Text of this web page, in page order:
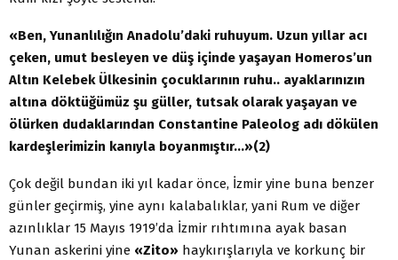
«Ben, Yunanlılığın Anadolu’daki ruhuyum. Uzun yıllar acı
çeken, umut besleyen ve düş içinde yaşayan Homeros’un
Altın Kelebek Ülkesinin çocuklarının ruhu.. ayaklarınızın
altına döktüğümüz şu güller, tutsak olarak yaşayan ve
ölürken dudaklarından Constantine Paleolog adı dökülen
kardeşlerimizin kanıyla boyanmıştır…»(2)
Çok değil bundan iki yıl kadar önce, İzmir yine buna benzer
günler geçirmiş, yine aynı kalabalıklar, yani Rum ve diğer
azınlıklar 15 Mayıs 1919’da İzmir rıhtımına ayak basan
Yunan askerini yine «Zito» haykırışlarıyla ve korkunç bir